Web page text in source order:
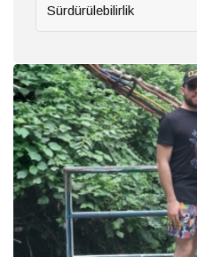
güvenli bir
eşlik
28 Temmuz
2026
Sağlık
Hayalleri
mekâna
dönüştüren
iki imza
28 Temmuz
2026
Röportaj
Sürdürülebilirlik